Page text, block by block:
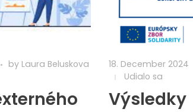
by Laura Beluskova
18. December 2024
Udialo sa
Výsledky